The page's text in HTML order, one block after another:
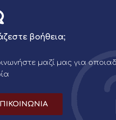
βοήθεια;
μαζί μας για